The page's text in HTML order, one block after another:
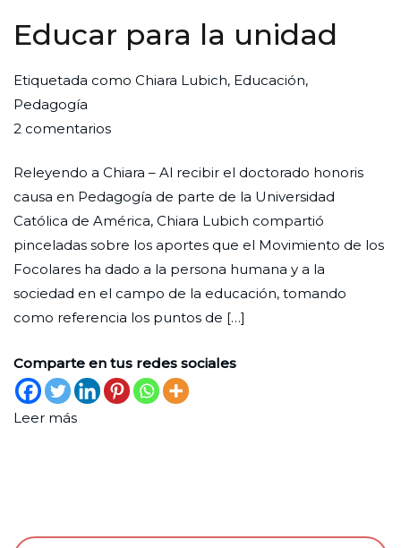
Educar para la unidad
Por
Redaccion
Ciudad
Publicada
el
29
abril
de
2022
Publicada
en
Enfoque
Etiquetada como Chiara Lubich, Educación,
Pedagogía
2 comentariosen
para
la
unidad
Releyendo a Chiara – Al recibir el doctorado honoris
causa en Pedagogía de parte de la Universidad
Católica de América, Chiara Lubich compartió
pinceladas sobre los aportes que el Movimiento de los
Focolares ha dado a la persona humana y a la
sociedad en el campo de la educación, tomando
como referencia los puntos de […]
Comparte en tus redes sociales
Leer más